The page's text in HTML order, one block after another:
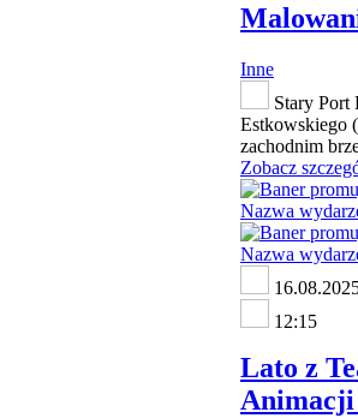
Inne
Stary Port
Estkowskiego
zachodnim
Zobacz
12:15
Lato z
Animacji